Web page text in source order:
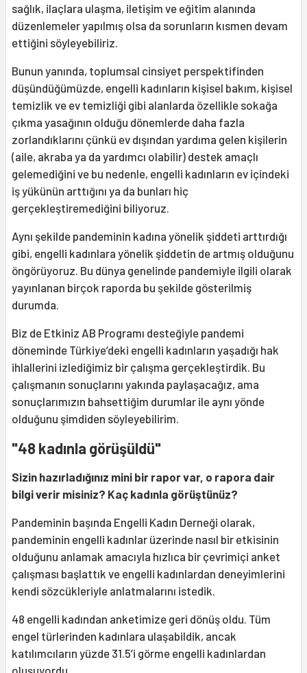
sağlık, ilaçlara ulaşma, iletişim ve eğitim alanında
düzenlemeler yapılmış olsa da sorunların kısmen devam
ettiğini söyleyebiliriz.
Bunun yanında, toplumsal cinsiyet perspektifinden
düşündüğümüzde, engelli kadınların kişisel bakım, kişisel
temizlik ve ev temizliği gibi alanlarda özellikle sokağa
çıkma yasağının olduğu dönemlerde daha fazla
zorlandıklarını çünkü ev dışından yardıma gelen kişilerin
(aile, akraba ya da yardımcı olabilir) destek amaçlı
gelemediğini ve bu nedenle, engelli kadınların ev içindeki
iş yükünün arttığını ya da bunları hiç
gerçekleştiremediğini biliyoruz.
Aynı şekilde pandeminin kadına yönelik şiddeti arttırdığı
gibi, engelli kadınlara yönelik şiddetin de artmış olduğunu
öngörüyoruz. Bu dünya genelinde pandemiyle ilgili olarak
yayınlanan birçok raporda bu şekilde gösterilmiş
durumda.
Biz de Etkiniz AB Programı desteğiyle pandemi
döneminde Türkiye’deki engelli kadınların yaşadığı hak
ihlallerini izlediğimiz bir çalışma gerçekleştirdik. Bu
çalışmanın sonuçlarını yakında paylaşacağız, ama
sonuçlarımızın bahsettiğim durumlar ile aynı yönde
olduğunu şimdiden söyleyebilirim.
"48 kadınla görüşüldü"
Sizin hazırladığınız mini bir rapor var, o rapora dair
bilgi verir misiniz? Kaç kadınla görüştünüz?
Pandeminin başında Engelli Kadın Derneği olarak,
pandeminin engelli kadınlar üzerinde nasıl bir etkisinin
olduğunu anlamak amacıyla hızlıca bir çevrimiçi anket
çalışması başlattık ve engelli kadınlardan deneyimlerini
kendi sözcükleriyle anlatmalarını istedik.
48 engelli kadından anketimize geri dönüş oldu. Tüm
engel türlerinden kadınlara ulaşabildik, ancak
katılımcıların yüzde 31.5’i görme engelli kadınlardan
oluşuyordu.